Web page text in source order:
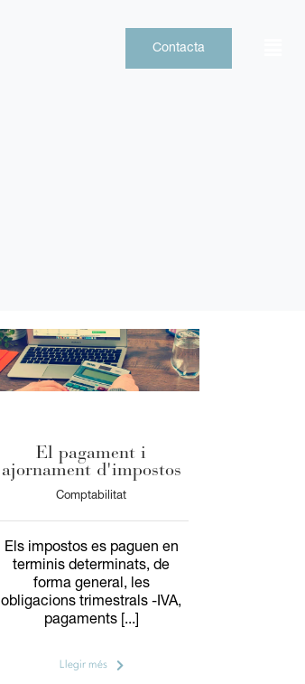
Contacta
El pagament i
ajornament d'impostos
Comptabilitat
Els impostos es paguen en
terminis determinats, de
forma general, les
obligacions trimestrals -IVA,
pagaments [...]
Llegir més